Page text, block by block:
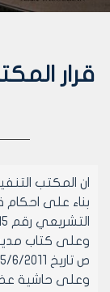
قرار
ان المكتب
بناء على احكام
التشريعي رقم 15 لعام 1971
ص تاريخ 15/6/2011
وعلى حاشية